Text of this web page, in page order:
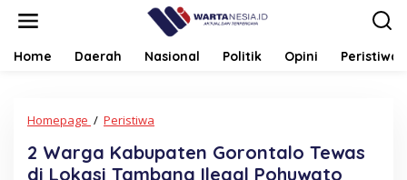
Home Daerah Nasional Politik Opini Peristiwa
Homepage / Peristiwa
Kabupaten
Gorontalo
2 Warga Kabupaten Gorontalo Tewas
di Lokasi Tambang Ilegal Pohuwato